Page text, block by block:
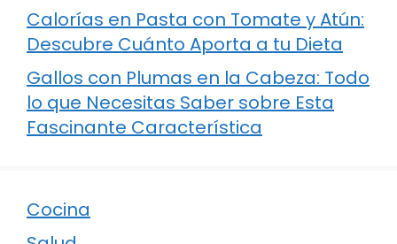
Calorías en Pasta con Tomate y Atún:
Descubre Cuánto Aporta a tu Dieta
Gallos con Plumas en la Cabeza: Todo
lo que Necesitas Saber sobre Esta
Fascinante Característica
Cocina